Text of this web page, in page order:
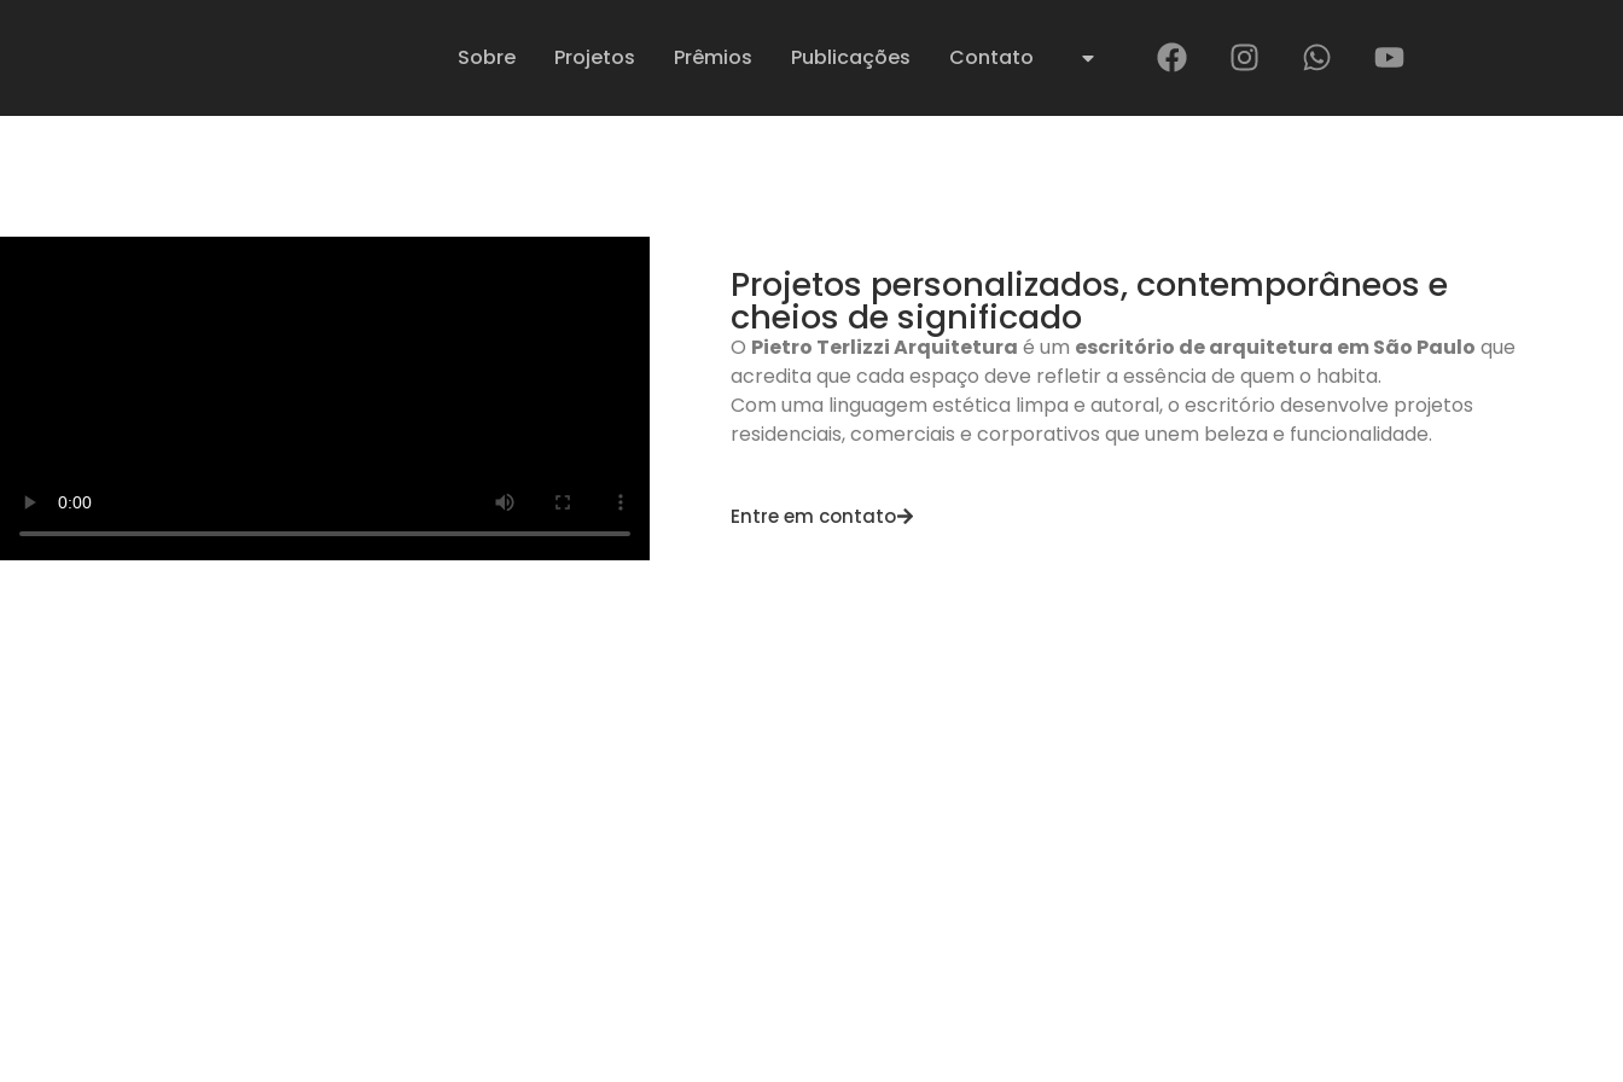
Sobre Projetos Prêmios Publicações Contato
Projetos personalizados, contemporâneos e
cheios de significado
O Pietro Terlizzi Arquitetura é um escritório de arquitetura em São Paulo que
acredita que cada espaço deve refletir a essência de quem o habita.
Com uma linguagem estética limpa e autoral, o escritório desenvolve projetos
residenciais, comerciais e corporativos que unem beleza e funcionalidade.
Entre em contato